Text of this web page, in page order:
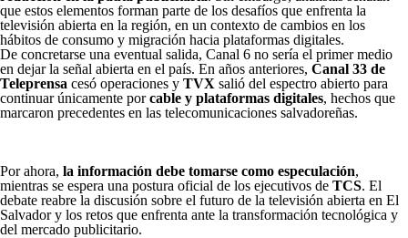
que estos elementos forman parte de los desafíos que enfrenta la
televisión abierta en la región, en un contexto de cambios en los
hábitos de consumo y migración hacia plataformas digitales.
De concretarse una eventual salida, Canal 6 no sería el primer medio
en dejar la señal abierta en el país. En años anteriores, Canal 33 de
Teleprensa cesó operaciones y TVX salió del espectro abierto para
continuar únicamente porcable y plataformas digitales, hechos que
marcaron precedentes en las telecomunicaciones salvadoreñas.
Por ahora, la información debe tomarse como especulación,
mientras se espera una postura oficial de los ejecutivos de TCS. El
debate reabre la discusión sobre el futuro de la televisión abierta en El
Salvador y los retos que enfrenta ante la transformación tecnológica y
del mercado publicitario.